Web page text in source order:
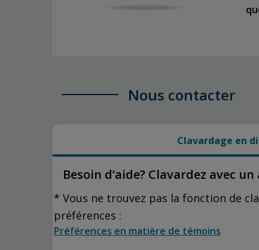
Nous contacter
Clavardage en
Besoin d’aide? Clavardez avec
* Vous ne trouvez pas la fonction de
préférences :
Préférences en matière de témoins